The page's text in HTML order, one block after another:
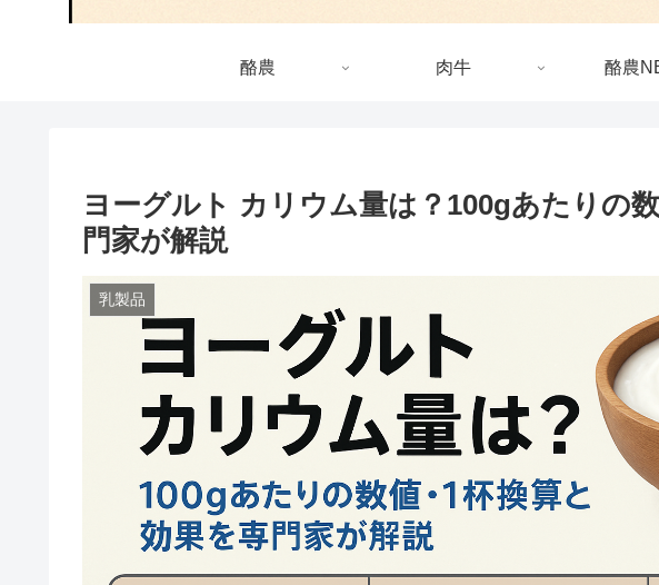
酪農 肉牛 酪農
ヨーグルト カリウム量は？100gあたりの
門家が解説
乳製品